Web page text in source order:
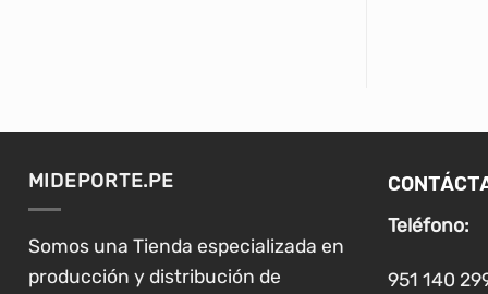
MIDEPORTE.PE
Somos una Tienda especializada en
producción y distribución de
Teléfono:
951 140